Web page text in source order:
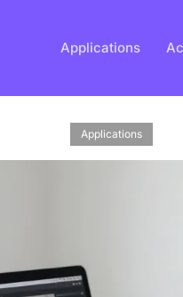
Applications
Applications